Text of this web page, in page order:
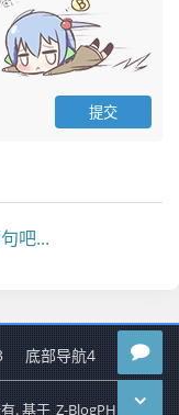
吧...
底部导航4
. 基于 Z-BlogPHP 搭建